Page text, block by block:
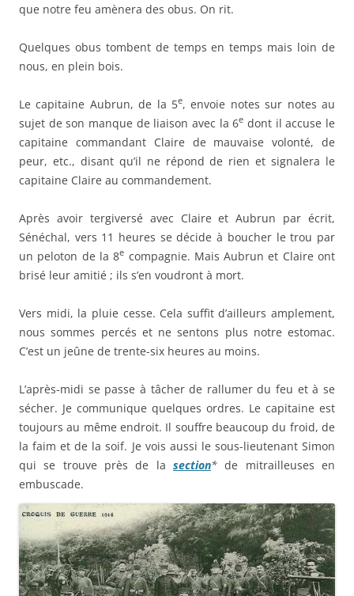
que notre feu amènera des obus. On rit.
Quelques obus tombent de temps en temps mais loin de
nous, en plein bois.
Le capitaine Aubrun, de la 5e, envoie notes sur notes au
sujet de son manque de liaison avec la 6e dont il accuse le
capitaine commandant Claire de mauvaise volonté, de
peur, etc., disant qu’il ne répond de rien et signalera le
capitaine Claire au commandement.
Après avoir tergiversé avec Claire et Aubrun par écrit,
Sénéchal, vers 11 heures se décide à boucher le trou par
un peloton de la 8e compagnie. Mais Aubrun et Claire ont
brisé leur amitié ; ils s’en voudront à mort.
Vers midi, la pluie cesse. Cela suffit d’ailleurs amplement,
nous sommes percés et ne sentons plus notre estomac.
C’est un jeûne de trente-six heures au moins.
L’après-midi se passe à tâcher de rallumer du feu et à se
sécher. Je communique quelques ordres. Le capitaine est
toujours au même endroit. Il souffre beaucoup du froid, de
la faim et de la soif. Je vois aussi le sous-lieutenant Simon
qui se trouve près de la section*de mitrailleuses en
embuscade.